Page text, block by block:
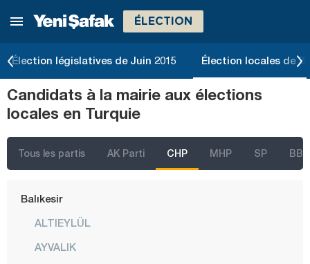
ÉLECTION
Élection législatives de Juin 2015 Élection locales de
Candidats à la mairie aux élections
locales en Turquie
Tous les partis AK Parti CHP MHP SP BBP
Ağrı
Antalya
Ardahan
Aydın
Balıkesir
ALTIEYLÜL
AYVALIK